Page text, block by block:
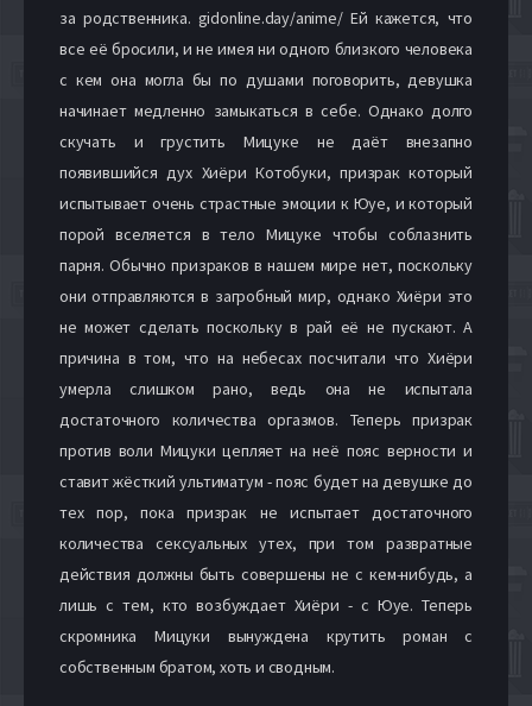
за родственника. gidonline.day/anime/ Ей кажется, что
все её бросили, и не имея ни одного близкого человека
с кем она могла бы по душами поговорить, девушка
начинает медленно замыкаться в себе. Однако долго
скучать и грустить Мицуке не даёт внезапно
появившийся дух Хиёри Котобуки, призрак который
испытывает очень страстные эмоции к Юуе, и который
порой вселяется в тело Мицуке чтобы соблазнить
парня. Обычно призраков в нашем мире нет, поскольку
они отправляются в загробный мир, однако Хиёри это
не может сделать поскольку в рай её не пускают. А
причина в том, что на небесах посчитали что Хиёри
умерла слишком рано, ведь она не испытала
достаточного количества оргазмов. Теперь призрак
против воли Мицуки цепляет на неё пояс верности и
ставит жёсткий ультиматум - пояс будет на девушке до
тех пор, пока призрак не испытает достаточного
количества сексуальных утех, при том развратные
действия должны быть совершены не с кем-нибудь, а
лишь с тем, кто возбуждает Хиёри - с Юуе. Теперь
скромника Мицуки вынуждена крутить роман с
собственным братом, хоть и сводным.